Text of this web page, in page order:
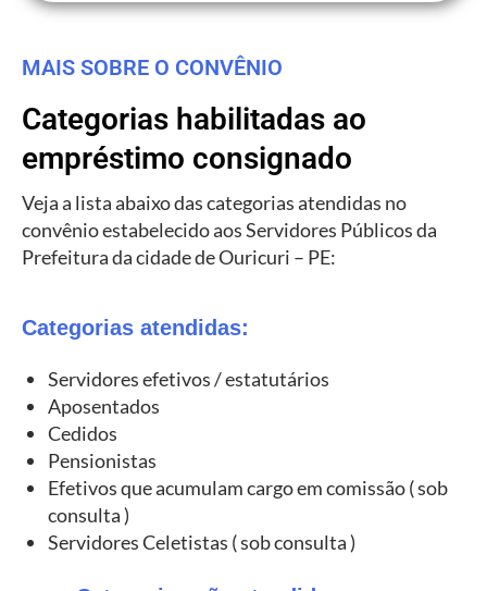
MAIS SOBRE O CONVÊNIO
Categorias habilitadas ao
empréstimo consignado
Veja a lista abaixo das categorias atendidas no
convênio estabelecido aos Servidores Públicos da
Prefeitura da cidade de Ouricuri – PE:
Categorias atendidas:
Servidores efetivos / estatutários
Aposentados
Cedidos
Pensionistas
Efetivos que acumulam cargo em comissão ( sob
consulta )
Servidores Celetistas ( sob consulta )